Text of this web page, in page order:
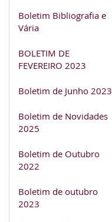
Boletim Bibliografia e
Vária
BOLETIM DE
FEVEREIRO 2023
Boletim de Junho 2023
Boletim de Novidades
2025
Boletim de Outubro
2022
Boletim de outubro
2023